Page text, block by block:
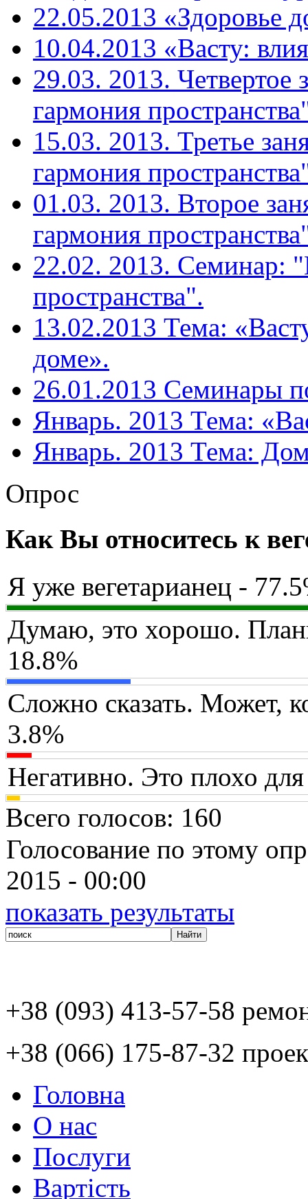
22.05.2013 «Здоровье
10.04.2013 «Васту:
29.03. 2013. Четвертое
гармония
15.03. 2013. Третье
гармония
01.03. 2013. Второе
гармония
22.02. 2013. Семинар:
пространства".
13.02.2013 Тема:
доме».
26.01.2013 Семинары
Январь. 2013 Тема:
Январь. 2013 Тема:
Опрос
Как Вы относитесь к
Я уже вегетарианец -
Думаю, это хорошо.
18.8%
Сложно сказать. Может,
3.8%
Негативно. Это плохо
Всего голосов: 160
Голосование по этому
2015 - 00:00
показать результаты
+38 (093) 413-57-58
+38 (066) 175-87-32
Головна
О нас
Послуги
Вартість